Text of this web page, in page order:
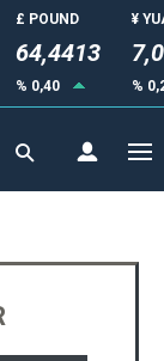
£ POUND
64,4413
% 0,40
¥
%